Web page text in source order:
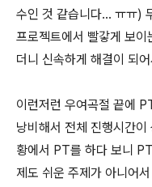
수인 것 같습니다... ㅠㅠ)
프로젝트에서 빨갛게 보
더니 신속하게 해결이 되
이런저런 우여곡절 끝에
낭비해서 전체 진행시간
황에서 PT를 하다 보니
제도 쉬운 주제가 아니어